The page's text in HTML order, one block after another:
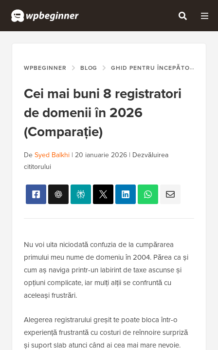
WPBEGINNER BLOG GHID PENTRU ÎNCEPĂTORI
Cei mai buni 8 registratori
de domenii în 2026
(Comparație)
De Syed Balkhi | 20 ianuarie 2026 | Dezvăluirea
cititorului
Nu voi uita niciodată confuzia de la cumpărarea
primului meu nume de domeniu în 2004. Părea ca și
cum aș naviga printr-un labirint de taxe ascunse și
opțiuni complicate, iar mulți alții se confruntă cu
aceleași frustrări.
Alegerea registrarului greșit te poate bloca într-o
experiență frustrantă cu costuri de reînnoire surpriză
și suport slab atunci când ai cea mai mare nevoie.